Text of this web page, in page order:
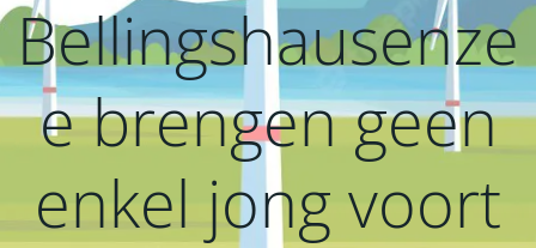
Bellingshausenze
e brengen geen
enkel jong voort